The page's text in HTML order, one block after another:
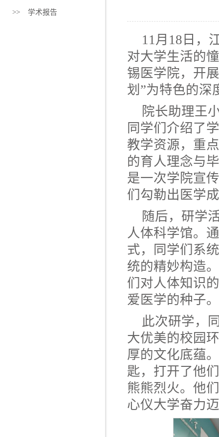
>> 学术报告
11月18日，
对大学生活的
锡医学院，开
划”为特色的深
院长助理王
同学们介绍了
教学资源，重
的育人理念与
是一次学院宣
们勾勒出医学
随后，研学
人体科学馆。
式，同学们系
统的精妙构造
们对人体知识
爱医学的种子。
此次研学，
大优美的校园
厚的文化底蕴
匙，打开了他
熊熊烈火。他
心仪大学奋力